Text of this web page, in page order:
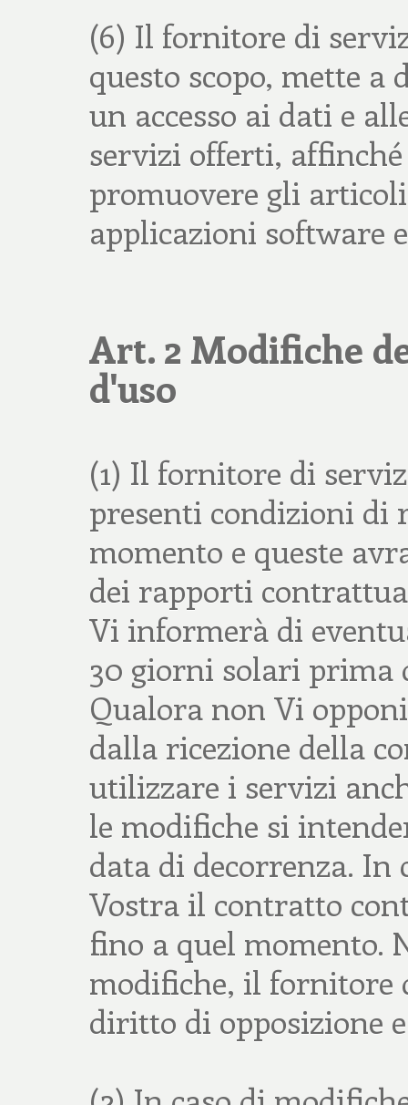
(6) Il fornitore di
questo scopo, mette
un accesso ai dati e
servizi offerti,
promuovere gli
applicazioni software
Art. 2 Modifiche
d'uso
(1) Il fornitore di
presenti condizioni di
momento e queste
dei rapporti
Vi informerà di
30 giorni solari prima
Qualora non Vi
dalla ricezione della
utilizzare i servizi
le modifiche si
data di decorrenza. In
Vostra il contratto
fino a quel momento.
modifiche, il fornitore
diritto di opposizione